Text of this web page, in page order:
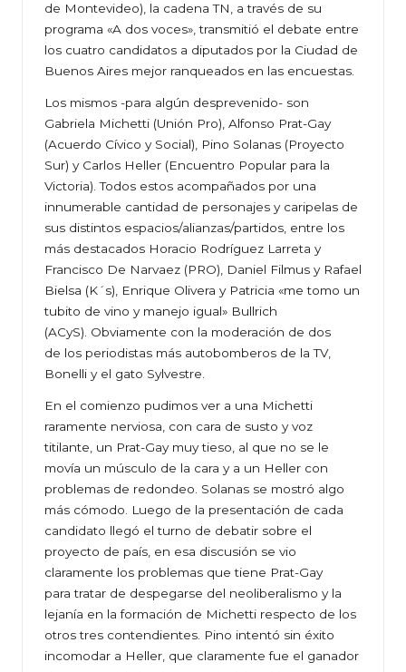
de Montevideo), la cadena TN, a través de su
programa «A dos voces», transmitió el debate entre
los cuatro candidatos a diputados por la Ciudad de
Buenos Aires mejor ranqueados en las encuestas.
Los mismos -para algún desprevenido- son
Gabriela Michetti (Unión Pro), Alfonso Prat-Gay
(Acuerdo Cívico y Social), Pino Solanas (Proyecto
Sur) y Carlos Heller (Encuentro Popular para la
Victoria). Todos estos acompañados por una
innumerable cantidad de personajes y caripelas de
sus distintos espacios/alianzas/partidos, entre los
más destacados Horacio Rodríguez Larreta y
Francisco De Narvaez (PRO), Daniel Filmus y Rafael
Bielsa (K´s), Enrique Olivera y Patricia «me tomo un
tubito de vino y manejo igual» Bullrich
(ACyS). Obviamente con la moderación de dos
de los periodistas más autobomberos de la TV,
Bonelli y el gato Sylvestre.
En el comienzo pudimos ver a una Michetti
raramente nerviosa, con cara de susto y voz
titilante, un Prat-Gay muy tieso, al que no se le
movía un músculo de la cara y a un Heller con
problemas de redondeo. Solanas se mostró algo
más cómodo. Luego de la presentación de cada
candidato llegó el turno de debatir sobre el
proyecto de país, en esa discusión se vio
claramente los problemas que tiene Prat-Gay
para tratar de despegarse del neoliberalismo y la
lejanía en la formación de Michetti respecto de los
otros tres contendientes. Pino intentó sin éxito
incomodar a Heller, que claramente fue el ganador